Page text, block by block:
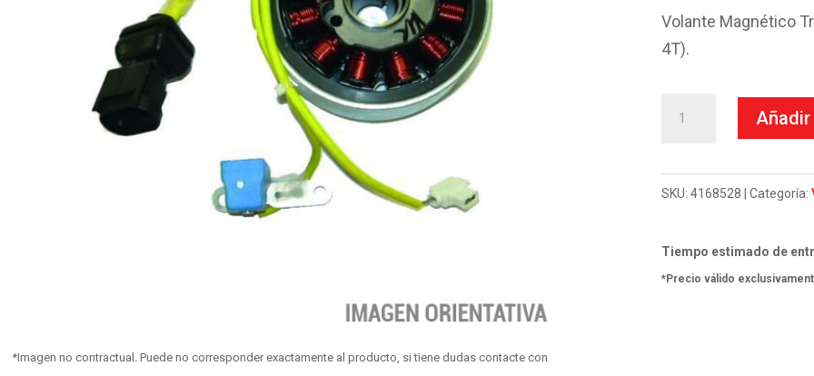
*Imagen no contractual. Puede no corresponder exactamente al producto, si tiene dudas contacte con
Volante Magnético
4T).
150
4T
Euro
SKU:4168528 Categoría:
Tiempo estimado de
*Precio válido